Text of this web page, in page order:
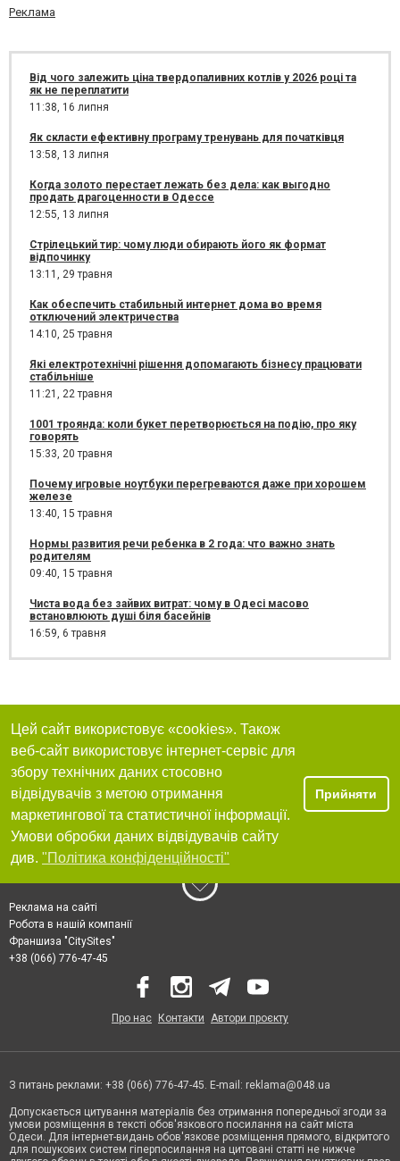
Реклама
Від чого залежить ціна твердопаливних котлів у 2026 році та
як не переплатити
11:38, 16 липня
Як скласти ефективну програму тренувань для початківця
13:58, 13 липня
Когда золото перестает лежать без дела: как выгодно
продать драгоценности в Одессе
12:55, 13 липня
Стрілецький тир: чому люди обирають його як формат
відпочинку
13:11, 29 травня
Как обеспечить стабильный интернет дома во время
отключений электричества
14:10, 25 травня
Які електротехнічні рішення допомагають бізнесу працювати
стабільніше
11:21, 22 травня
1001 троянда: коли букет перетворюється на подію, про яку
говорять
15:33, 20 травня
Почему игровые ноутбуки перегреваются даже при хорошем
железе
13:40, 15 травня
Нормы развития речи ребенка в 2 года: что важно знать
родителям
09:40, 15 травня
Чиста вода без зайвих витрат: чому в Одесі масово
встановлюють душі біля басейнів
16:59, 6 травня
Цей сайт використовує «cookies». Також
веб-сайт використовує інтернет-сервіс для
збору технічних даних стосовно
відвідувачів з метою отримання
маркетингової та статистичної інформації.
Умови обробки даних відвідувачів сайту
див. "Політика конфіденційності"
Прийняти
Реклама на сайті
Робота в нашій компанії
Франшиза "CitySites"
+38 (066) 776-47-45
Про нас Контакти Автори проєкту
З питань реклами: +38 (066) 776-47-45. E-mail: reklama@048.ua
Допускається цитування матеріалів без отримання попередньої згоди за
умови розміщення в тексті обов'язкового посилання на сайт міста
Одеси. Для інтернет-видань обов'язкове розміщення прямого, відкритого
для пошукових систем гіперпосилання на цитовані статті не нижче